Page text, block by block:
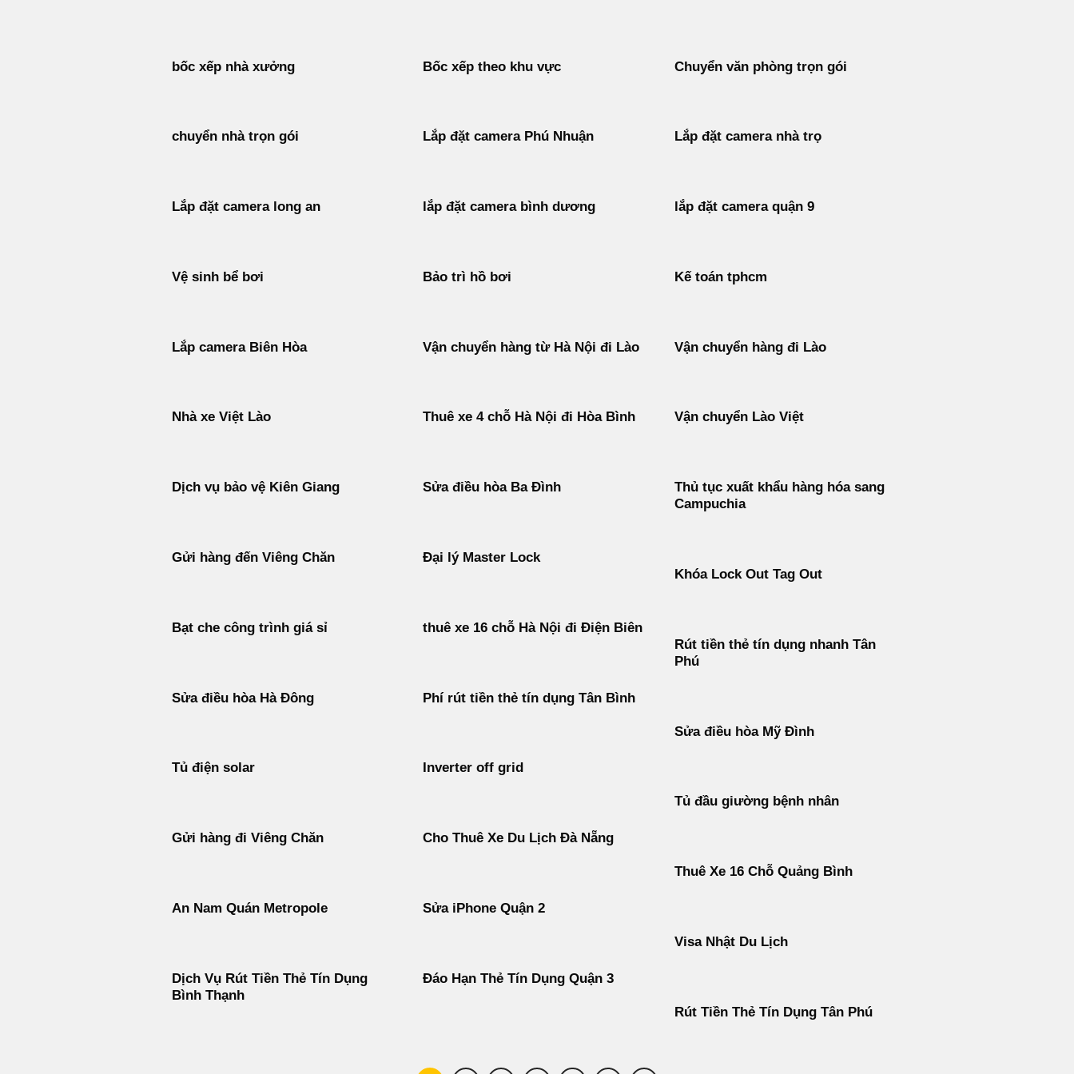
bốc xếp nhà xưởng Bốc xếp theo khu vực Chuyển văn phòng trọn gói
chuyển nhà trọn gói Lắp đặt camera Phú Nhuận Lắp đặt camera nhà trọ
Lắp đặt camera long an lắp đặt camera bình dương lắp đặt camera quận 9
Vệ sinh bể bơi Bảo trì hồ bơi Kế toán tphcm
Lắp camera Biên Hòa Vận chuyển hàng từ Hà Nội đi Lào Vận chuyển hàng đi Lào
Nhà xe Việt Lào Thuê xe 4 chỗ Hà Nội đi Hòa Bình Vận chuyển Lào Việt
Dịch vụ bảo vệ Kiên Giang Sửa điều hòa Ba Đình
Thủ tục xuất khẩu hàng hóa sang
Campuchia
Gửi hàng đến Viêng Chăn
Đại lý Master Lock
Khóa Lock Out Tag Out
Bạt che công trình giá sỉ
thuê xe 16 chỗ Hà Nội đi Điện Biên
Rút tiền thẻ tín dụng nhanh Tân
Phú
Sửa điều hòa Hà Đông Phí rút tiền thẻ tín dụng Tân Bình
Sửa điều hòa Mỹ Đình
Tủ điện solar Inverter off grid
Tủ đầu giường bệnh nhân
Gửi hàng đi Viêng Chăn Cho Thuê Xe Du Lịch Đà Nẵng
Thuê Xe 16 Chỗ Quảng Bình
An Nam Quán Metropole Sửa iPhone Quận 2
Visa Nhật Du Lịch
Dịch Vụ Rút Tiền Thẻ Tín Dụng
Bình Thạnh
Đáo Hạn Thẻ Tín Dụng Quận 3
Rút Tiền Thẻ Tín Dụng Tân Phú